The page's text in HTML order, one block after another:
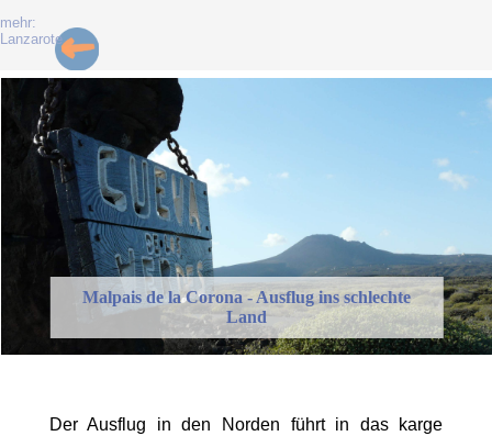
mehr:
Lanzarote
Malpais de la Corona - Ausflug ins schlechte
Land
Der Ausflug in den Norden führt in das karge